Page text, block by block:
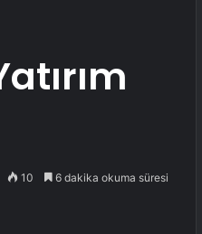
10 6 dakika okuma süresi